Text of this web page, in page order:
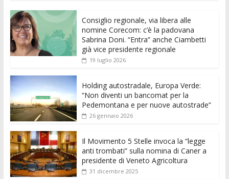
e
b
o
o
k
itt
er l
at
s
A
p
e
n
g
di
t
k
e
dI
n
di
vi
Consiglio regionale, via libera alle
nomine Corecom: c’è la padovana
Sabrina Doni. “Entra” anche Ciambetti
già vice presidente regionale
19 luglio 2026
Holding autostradale, Europa Verde:
“Non diventi un bancomat per la
Pedemontana e per nuove autostrade”
26 gennaio 2026
Il Movimento 5 Stelle invoca la “legge
anti trombati” sulla nomina di Caner a
presidente di Veneto Agricoltura
31 dicembre 2025